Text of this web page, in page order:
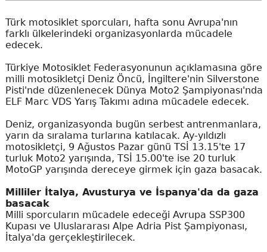
Türk motosiklet sporcuları, hafta sonu Avrupa'nın
farklı ülkelerindeki organizasyonlarda mücadele
edecek.
Türkiye Motosiklet Federasyonunun açıklamasına göre
milli motosikletçi Deniz Öncü, İngiltere'nin Silverstone
Pisti'nde düzenlenecek Dünya Moto2 Şampiyonası'nda
ELF Marc VDS Yarış Takımı adına mücadele edecek.
Deniz, organizasyonda bugün serbest antrenmanlara,
yarın da sıralama turlarına katılacak. Ay-yıldızlı
motosikletçi, 9 Ağustos Pazar günü TSİ 13.15'te 17
turluk Moto2 yarışında, TSİ 15.00'te ise 20 turluk
MotoGP yarışında dereceye girmek için gaza basacak.
Milliler İtalya, Avusturya ve İspanya'da da gaza
basacak
Milli sporcuların mücadele edeceği Avrupa SSP300
Kupası ve Uluslararası Alpe Adria Pist Şampiyonası,
İtalya'da gerçekleştirilecek.